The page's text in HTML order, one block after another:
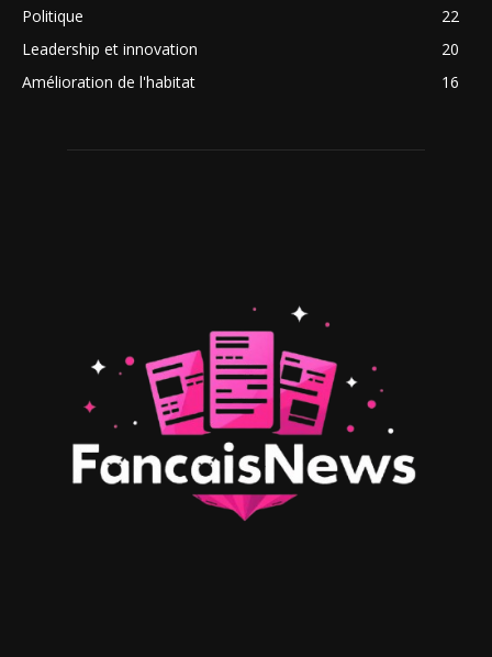
Politique
22
Leadership et innovation
20
Amélioration de l'habitat
16